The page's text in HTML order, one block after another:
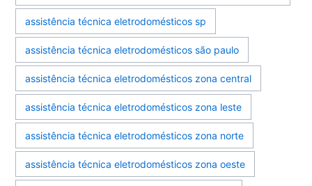
assistência técnica eletrodomésticos sp
assistência técnica eletrodomésticos são paulo
assistência técnica eletrodomésticos zona central
assistência técnica eletrodomésticos zona leste
assistência técnica eletrodomésticos zona norte
assistência técnica eletrodomésticos zona oeste